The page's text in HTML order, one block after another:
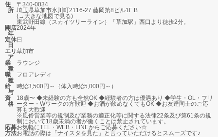
住
所
〒340-0034
埼玉県草加市氷川町2116-27 藤岡第8ビル1F B
(→ 大きな地図で見る)
東武野田線（スカイツリーライン）「草加駅」西口より徒歩2分。
開店
年
2024年
定休
日
日
エリ
ア
草加市
業
種
ラウンジ
職
種
フロアレディ
給
与
時給3,500円～（体入時給5,000円～）
資
格
18歳〜 ◆未経験の方も全然OK ◆経験者の方は優遇あり ◆学生・OL・フリ
ーター・Wワークの方歓迎 ◆お酒が飲めなくてもOK ◆お友達同士のご応
募も大歓迎
※風俗営業等の規制及び業務の適正化等に関する法律22条及び第61条の規
制において18歳未満の者が働くことは禁止されています。
応募
方法
お気軽にTEL・WEB・LINEからご応募ください☆
お電話の際は「ナイスタを見た」と言っていただけるとスムーズです♪